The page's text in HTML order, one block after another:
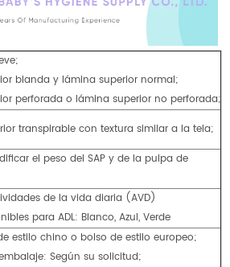
blanda y lámina superior normal;
perforada o lámina superior no perforada;
transpirable con textura similar a la tela;
el peso del SAP y de la pulpa de
de la vida diaria (AVD)
para ADL: Blanco, Azul, Verde
estilo chino o bolso de estilo europeo;
Según su solicitud;